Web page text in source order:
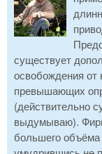
существует
освобождения от
превышающих
(действительно
выдумываю).
большего